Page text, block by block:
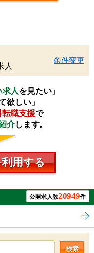
人
条件変更
求人を見たい」
欲しい」
転職支援で
介します。
用する
公開求人数20949件
検索